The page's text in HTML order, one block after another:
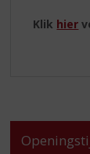
Klik hier